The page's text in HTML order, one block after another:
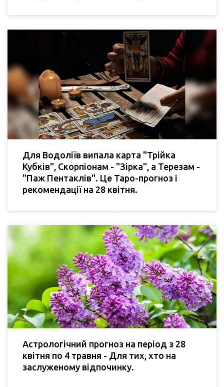
Для Водоліїв випала карта "Трійка
Кубків", Скорпіонам - "Зірка", а Терезам -
"Паж Пентаклів". Це Таро-прогноз і
рекомендації на 28 квітня.
Астрологічний прогноз на період з 28
квітня по 4 травня - Для тих, хто на
заслуженому відпочинку.